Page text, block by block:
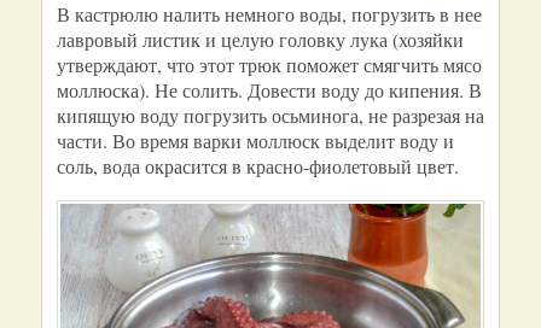
В кастрюлю налить немного воды, погрузить в нее
лавровый листик и целую головку лука (хозяйки
утверждают, что этот трюк поможет смягчить мясо
моллюска). Не солить. Довести воду до кипения. В
кипящую воду погрузить осьминога, не разрезая на
части. Во время варки моллюск выделит воду и
соль, вода окрасится в красно-фиолетовый цвет.